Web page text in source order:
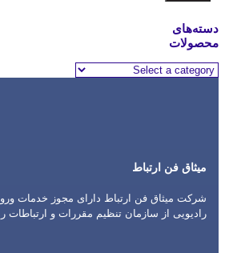
دسته‌های
محصولات
میثاق فن ارتباط
شرکت میثاق فن ارتباط دارای مجوز خدمات
رادیویی از سازمان تنظیم مقررات و ارتباطات